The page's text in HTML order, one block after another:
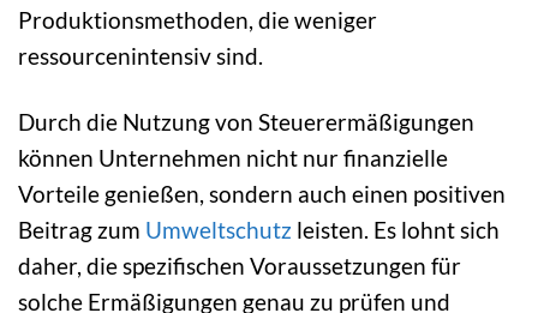
Produktionsmethoden, die weniger
ressourcenintensiv sind.
Durch die Nutzung von Steuerermäßigungen
können Unternehmen nicht nur finanzielle
Vorteile genießen, sondern auch einen positiven
Beitrag zum Umweltschutz leisten. Es lohnt sich
daher, die spezifischen Voraussetzungen für
solche Ermäßigungen genau zu prüfen und